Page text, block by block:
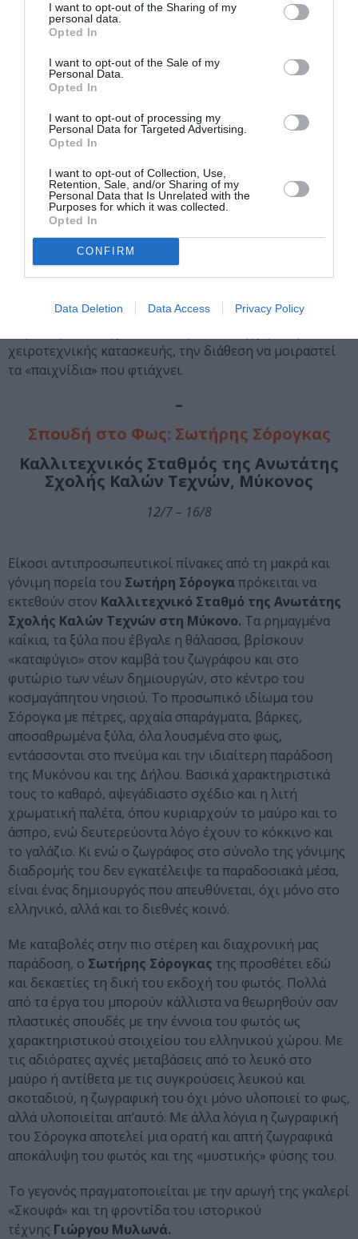
I want to opt-out of the Sharing of my
personal data.
Opted In
I want to opt-out of the Sale of my
Personal Data.
Opted In
I want to opt-out of processing my
Personal Data for Targeted Advertising.
Opted In
I want to opt-out of Collection, Use,
Retention, Sale, and/or Sharing of my
Personal Data that Is Unrelated with the
Purposes for which it was collected.
Opted In
CONFIRM
Data Deletion Data Access Privacy Policy
σύνολο κατασκευών, παιχνιδιών και μικρών γλυπτών,
διοργανώνεται από την Κοινωφελή Επιχείρηση του
ζωγράφουΑλέξη Βερούκα,φίλου του καλλιτέχνη. Η
έκθεση έχει τίτλο «
περιέχει πολλά από τα ζωγραφικά του σύνεργα,
μεταφέροντας στην Ύδρα ένα τμήμα του ατελιέ του από
Τα έργα που θα δούμε στην Ύδρα, προήλθαν από
ιδιωτικές συλλογές με το παλαιότερο να έχει γίνει την
δεκαετία του 1950 και τα νεότερα – οι μεγάλες
κατασκευές – να ολοκληρώνονται αυτές τις ημέρες από
τον Στεφάνου. Μέσα σε αυτές τις σχεδόν επτά
ισορροπήσει ανάμεσα στον μύθο και τον ρεαλισμό.
χειροτεχνικής κατασκευής, την διάθεση να μοιραστεί
τα «παιχνίδια» που φτιάχνει.
–
Σπουδή στο Φως: Σωτήρης Σόρογκας
Καλλιτεχνικός Σταθμός της Ανωτάτης
Σχολής Καλών Τεχνών, Μύκονος
12/7 – 16/8
Είκοσι αντιπροσωπευτικοί πίνακες από τη μακρά και
γόνιμη πορεία του Σωτήρη Σόρογκαπρόκειται να
εκτεθούν στον Καλλιτεχνικό Σταθμό της Ανωτάτης
Σχολής Καλών Τεχνών στη Μύκονο. Τα ρημαγμένα
καΐκια, τα ξύλα που έβγαλε η θάλασσα, βρίσκουν
«καταφύγιο» στον καμβά του ζωγράφου και στο
φυτώριο των νέων δημιουργών, στο κέντρο του
κοσμαγάπητου νησιού. Το προσωπικό ιδίωμα του
Σόρογκα με πέτρες, αρχαία σπαράγματα, βάρκες,
αποσαθρωμένα ξύλα, όλα λουσμένα στο φως,
εντάσσονται στο πνεύμα και την ιδιαίτερη παράδοση
της Μυκόνου και της Δήλου. Βασικά χαρακτηριστικά
τους το καθαρό, αψεγάδιαστο σχέδιο και η λιτή
χρωματική παλέτα, όπου κυριαρχούν το μαύρο και το
άσπρο, ενώ δευτερεύοντα λόγο έχουν το κόκκινο και
το γαλάζιο. Κι ενώ ο ζωγράφος στο σύνολο της γόνιμης
διαδρομής του δεν εγκατέλειψε τα παραδοσιακά μέσα,
είναι ένας δημιουργός που απευθύνεται, όχι μόνο στο
ελληνικό, αλλά και το διεθνές κοινό.
Με καταβολές στην πιο στέρεη και διαχρονική μας
παράδοση, ο Σωτήρης Σόρογκας της προσθέτει εδώ
και δεκαετίες τη δική του εκδοχή του φωτός. Πολλά
από τα έργα του μπορούν κάλλιστα να θεωρηθούν σαν
πλαστικές σπουδές με την έννοια του φωτός ως
χαρακτηριστικού στοιχείου του ελληνικού χώρου. Με
τις αδιόρατες αχνές μεταβάσεις από το λευκό στο
μαύρο ή αντίθετα με τις συγκρούσεις λευκού και
σκοταδιού, η ζωγραφική του όχι μόνο υλοποιεί το φως,
αλλά υλοποιείται απ’αυτό. Με άλλα λόγια η ζωγραφική
του Σόρογκα αποτελεί μια ορατή και απτή ζωγραφικά
αποκάλυψη του φωτός και της «μυστικής» φύσης του.
Το γεγονός πραγματοποιείται με την αρωγή της γκαλερί
«Σκουφά» και τη φροντίδα του ιστορικού
τέχνης Γιώργου Μυλωνά.